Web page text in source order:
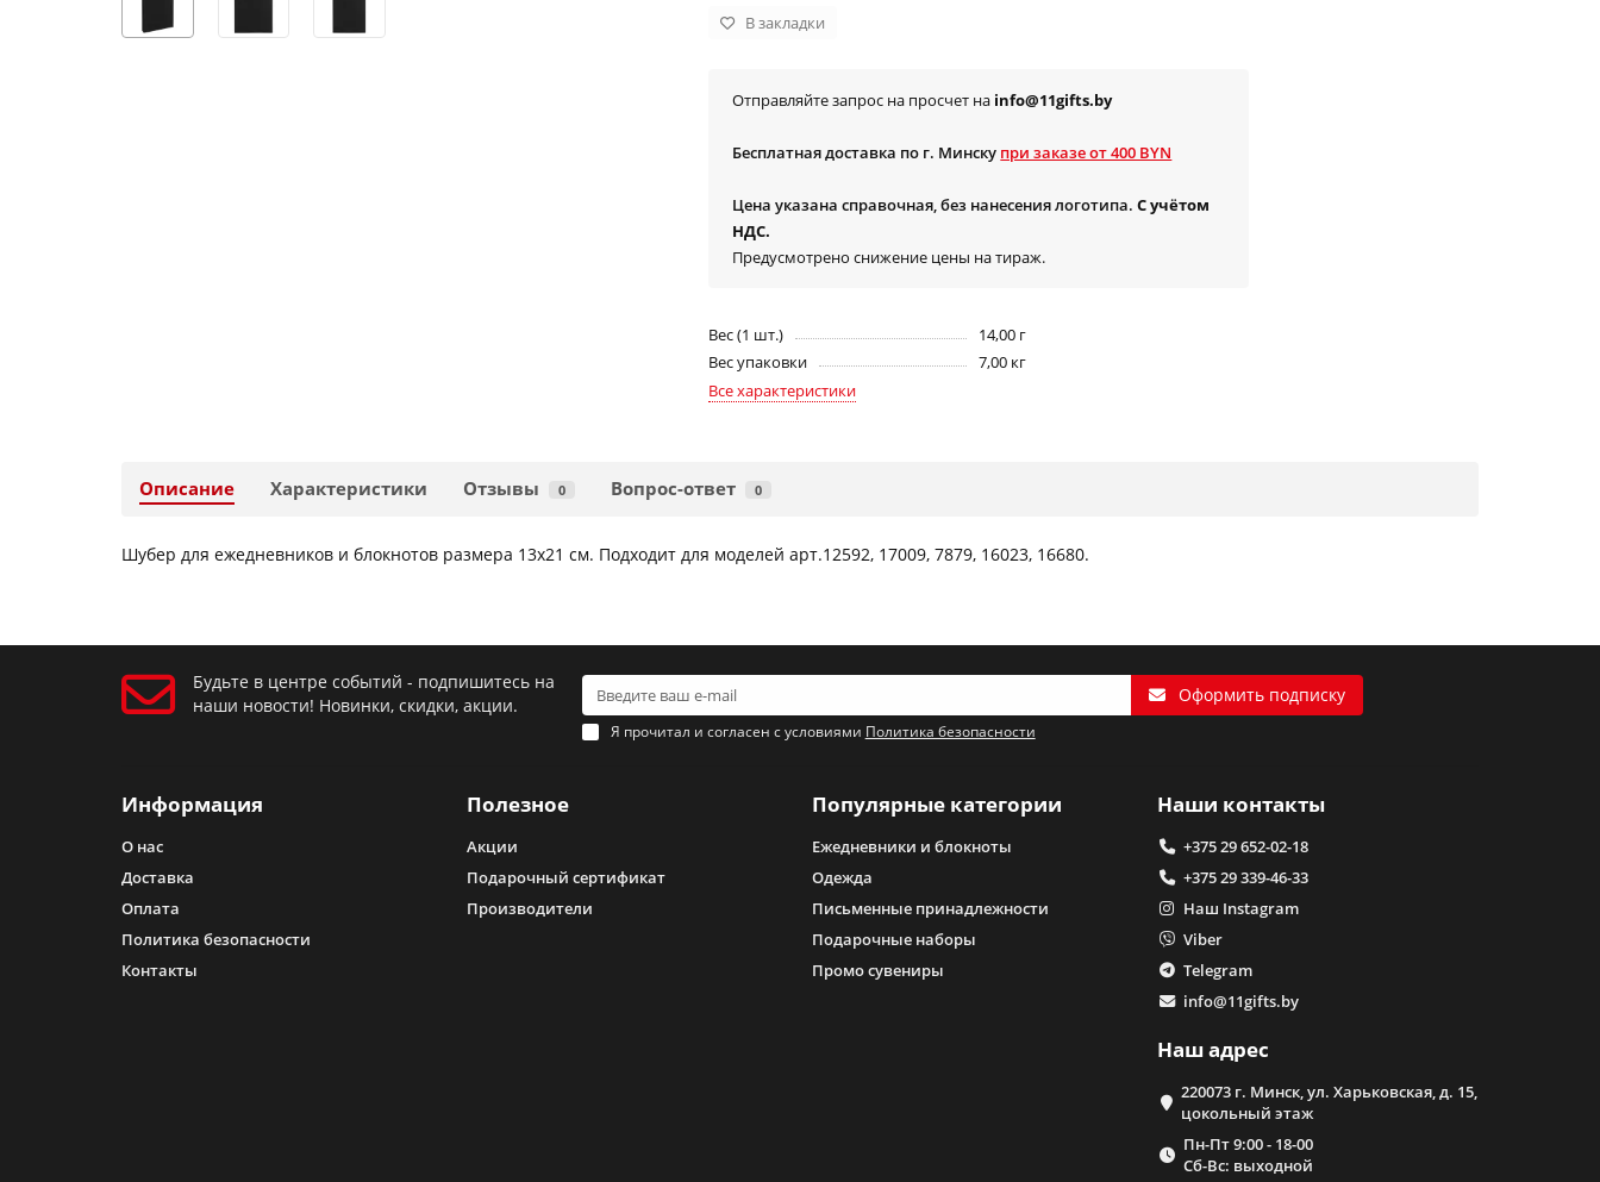
В закладки
Отправляйте запрос на просчет на info@11gifts.by
Бесплатная доставка по г. Минску при заказе от 400 BYN
Цена указана справочная, без нанесения логотипа. С учётом
НДС.
Предусмотрено снижение цены на тираж.
Вес (1 шт.)
14,00 г
Вес упаковки
7,00 кг
Все характеристики
Описание Характеристики Отзывы 0 Вопрос-ответ 0
Шубер для ежедневников и блокнотов размера 13х21 см. Подходит для моделей арт.12592, 17009, 7879, 16023, 16680.
Будьте в центре событий - подпишитесь на
наши новости! Новинки, скидки, акции.
Оформить подписку
Я прочитал и согласен с условиями Политика безопасности
Информация
О нас
Доставка
Оплата
Политика безопасности
Контакты
Полезное
Акции
Подарочный сертификат
Производители
Популярные категории
Ежедневники и блокноты
Одежда
Письменные принадлежности
Подарочные наборы
Промо сувениры
Наши контакты
+375 29 652-02-18
+375 29 339-46-33
Наш Instagram
Viber
Telegram
info@11gifts.by
Наш адрес
220073 г. Минск, ул. Харьковская, д. 15,
цокольный этаж
Пн-Пт 9:00 - 18-00
Сб-Вс: выходной